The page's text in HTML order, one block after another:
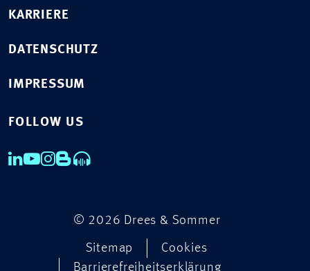
KARRIERE
DATENSCHUTZ
IMPRESSUM
FOLLOW US
© 2026 Drees & Sommer
Sitemap
Cookies
Barrierefreiheitserklärung